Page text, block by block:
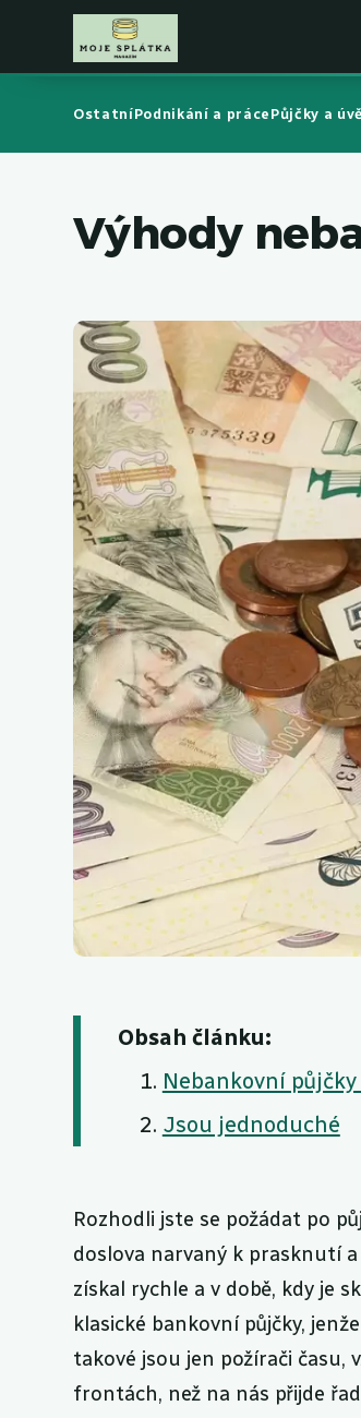
OstatníPodnikání a prácePůjčky a
Výhody
Obsah článku:
Nebankovní
Jsou jednoduché
Rozhodli jste se požádat po
doslova narvaný k prasknutí
získal rychle a v době, kdy je
klasické bankovní půjčky,
takové jsou jen požírači času,
frontách, než na nás přijde